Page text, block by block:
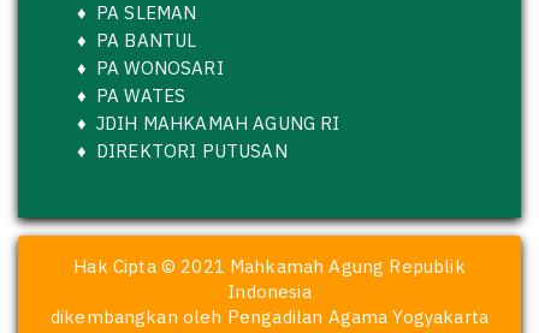
♦ PA SLEMAN
♦ PA BANTUL
♦ PA WONOSARI
♦ PA WATES
♦ JDIH MAHKAMAH AGUNG RI
♦ DIREKTORI PUTUSAN
Hak Cipta © 2021 Mahkamah Agung Republik
Indonesia
dikembangkan oleh Pengadilan Agama Yogyakarta